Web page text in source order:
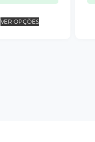
VER OPÇÕES